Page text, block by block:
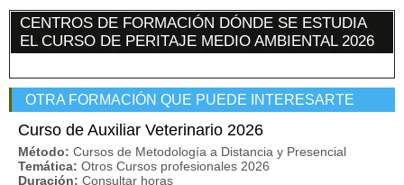
CENTROS DE FORMACIÓN DÓNDE SE ESTUDIA
EL CURSO DE PERITAJE MEDIO AMBIENTAL 2026
OTRA FORMACIÓN QUE PUEDE INTERESARTE
Curso de Auxiliar Veterinario 2026
Método: Cursos de Metodología a Distancia y Presencial
Temática: Otros Cursos profesionales 2026
Duración: Consultar horas